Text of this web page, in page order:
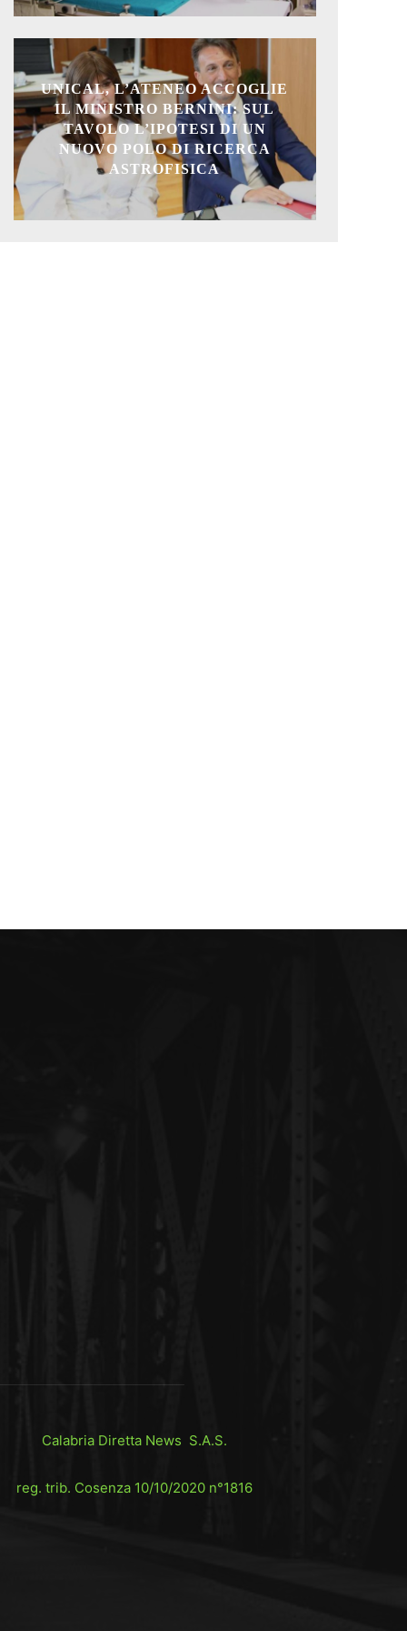
UNICAL, L’ATENEO ACCOGLIE
IL MINISTRO BERNINI: SUL
TAVOLO L’IPOTESI DI UN
NUOVO POLO DI RICERCA
ASTROFISICA
Calabria Diretta News S.A.S.
reg. trib. Cosenza 10/10/2020 n°1816